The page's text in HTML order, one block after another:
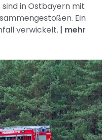
sind in Ostbayern mit
Ein
verwickelt. | mehr